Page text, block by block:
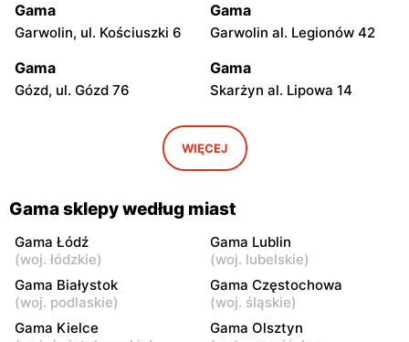
Gama
Garwolin, ul. Kościuszki 6
Gama
Garwolin al. Legionów 42
Gama
Gózd, ul. Gózd 76
Gama
Skarżyn al. Lipowa 14
Stare Gumino, ul. Stare
Gama
Mogielnica, ul. Rynek 9
Gama
Łaskarzew, ul. Alejowa 2
Gama
Gama
Dobieszyn, ul. Dobieszyn
341
Gama
Dobieszyn, ul. Główna 62
Gama Gama
WIĘCEJ
Gama sklepy według miast
Gama Łódź
(woj. łódzkie)
Gama Lublin
(woj. lubelskie)
Gama Białystok
(woj. podlaskie)
Gama Częstochowa
(woj. śląskie)
Gama Kielce
Gama Olsztyn